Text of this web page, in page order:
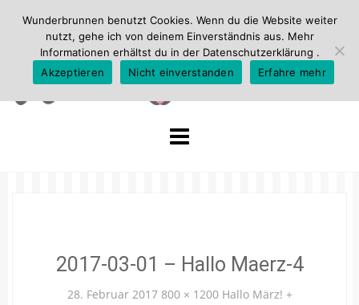
2017-03-01 – Hallo Maerz-4
28. Februar 2017 800 × 1200 Hallo März! +
Wunderbrunnen benutzt Cookies. Wenn du die Website weiter
nutzt, gehe ich von deinem Einverständnis aus. Mehr
Informationen erhältst du in der Datenschutzerklärung .
Akzeptieren
Nicht einverstanden Erfahre mehr